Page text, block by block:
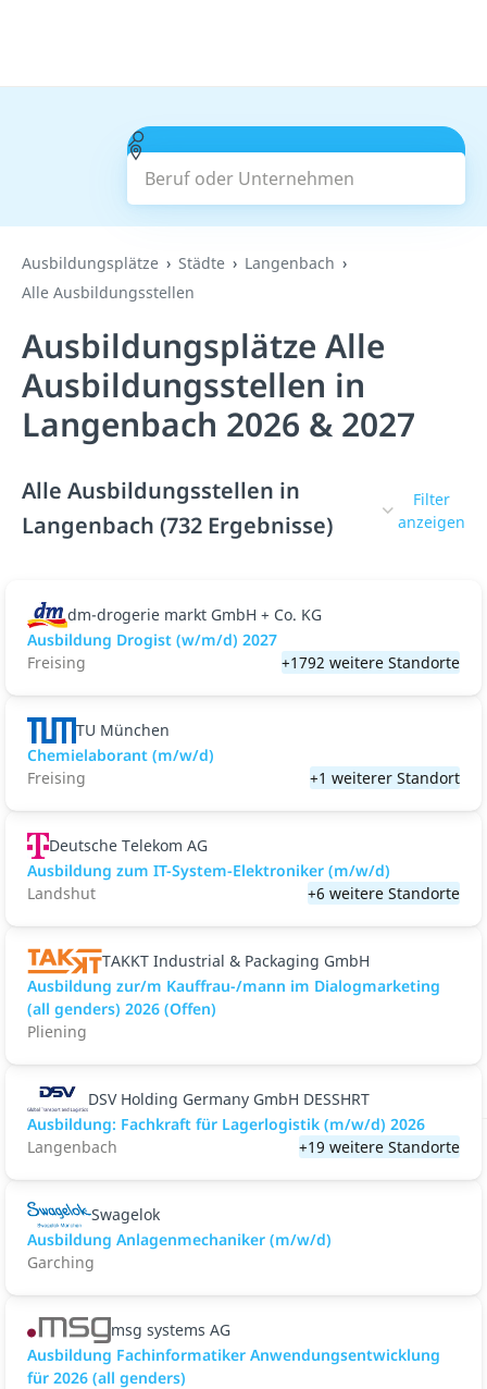
Beruf oder Unternehmen
Suchen
Ausbildungsplätze Städte
Langenbach
Alle Ausbildungsstellen
Ausbildungsplätze Alle
Ausbildungsstellen in
Langenbach 2026 & 2027
Alle Ausbildungsstellen in
Langenbach (732 Ergebnisse)
Filter
anzeigen
dm-drogerie markt GmbH + Co. KG
Ausbildung Drogist (w/m/d) 2027
Freising
+1792 weitere Standorte
TU München
Chemielaborant (m/w/d)
Freising
+1 weiterer Standort
Deutsche Telekom AG
Ausbildung zum IT-System-Elektroniker (m/w/d)
Landshut
+6 weitere Standorte
TAKKT Industrial & Packaging GmbH
Ausbildung zur/m Kauffrau-/mann im Dialogmarketing
(all genders) 2026 (Offen)
Pliening
DSV Holding Germany GmbH DESSHRT
Ausbildung: Fachkraft für Lagerlogistik (m/w/d) 2026
Langenbach
+19 weitere Standorte
Swagelok
Ausbildung Anlagenmechaniker (m/w/d)
Garching
msg systems AG
Ausbildung Fachinformatiker Anwendungsentwicklung
für 2026 (all genders)